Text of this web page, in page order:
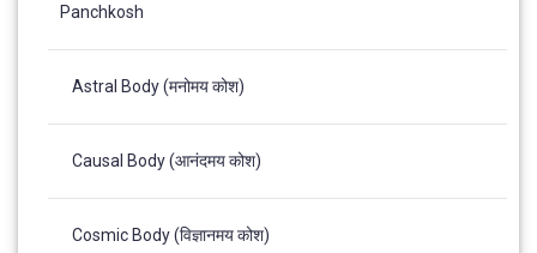
Panchkosh
Astral Body (मनोमय कोश)
Causal Body (आनंदमय कोश)
Cosmic Body (विज्ञानमय कोश)